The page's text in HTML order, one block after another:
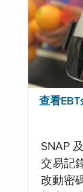
查看EBT
SNAP
交易記
改動密